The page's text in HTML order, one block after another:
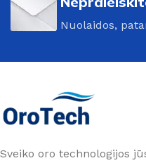
Nuolaidos,
Sveiko oro technologijos